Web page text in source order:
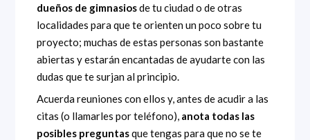
dueños de gimnasiosde tu ciudad o de otras
localidades para que te orienten un poco sobre tu
proyecto; muchas de estas personas son bastante
abiertas y estarán encantadas de ayudarte con las
dudas que te surjan al principio.
Acuerda reuniones con ellos y, antes de acudir a las
citas (o llamarles por teléfono), anota todas las
posibles preguntasque tengas para que no se te